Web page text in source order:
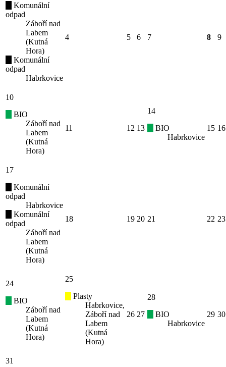
Komunální
odpad
Záboří nad
Labem
(Kutná
Hora)
Komunální
odpad
Habrkovice
4 5 6 7 8 9
10
BIO
Záboří nad
Labem
(Kutná
Hora)
11 12 13
14
BIO
Habrkovice
15 16
17
Komunální
odpad
Habrkovice
Komunální
odpad
Záboří nad
Labem
(Kutná
Hora)
18 19 20 21 22 23
24
BIO
Záboří nad
Labem
(Kutná
Hora)
25
Plasty
Habrkovice,
Záboří nad
Labem
(Kutná
Hora)
26 27
28
BIO
Habrkovice
29 30
31